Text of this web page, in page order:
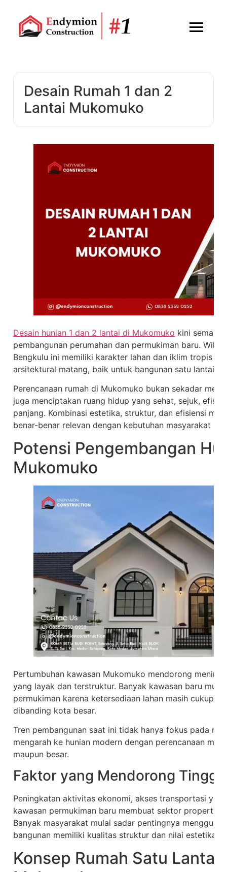
Desain Rumah 1 dan 2
Lantai Mukomuko
Desain hunian 1 dan 2 lantai di Mukomuko kini
pembangunan perumahan dan permukiman baru.
Bengkulu ini memiliki karakter lahan dan iklim tropis
arsitektural matang, baik untuk bangunan satu lantai
Perencanaan rumah di Mukomuko bukan sekadar
juga menciptakan ruang hidup yang sehat, sejuk,
panjang. Kombinasi estetika, struktur, dan efisiensi
benar-benar relevan dengan kebutuhan masyarakat
Potensi Pengembangan
Mukomuko
Pertumbuhan kawasan Mukomuko mendorong
yang layak dan terstruktur. Banyak kawasan baru
permukiman karena ketersediaan lahan masih cukup
dibanding kota besar.
Tren pembangunan saat ini tidak hanya fokus pada
mengarah ke hunian modern dengan perencanaan
maupun besar.
Faktor yang Mendorong
Peningkatan aktivitas ekonomi, akses transportasi
kawasan permukiman baru membuat sektor properti
Banyak masyarakat mulai sadar pentingnya
bangunan memiliki kualitas struktur dan nilai estetika
Konsep Rumah Satu